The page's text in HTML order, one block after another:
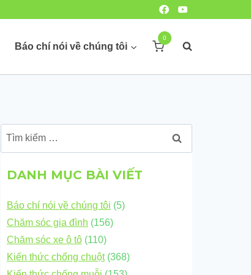
Báo chí nói về chúng tôi
0
Tìm
kiếm
cho:
DANH MỤC BÀI VIẾT
Báo chí nói về chúng tôi (5)
Chăm sóc gia đình (156)
Chăm sóc xe ô tô(110)
Kiến thức chống chuột(368)